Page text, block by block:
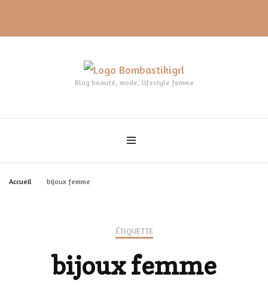
Blog beauté, mode, lifestyle femme
Accueil bijoux femme
ÉTIQUETTE
bijoux femme